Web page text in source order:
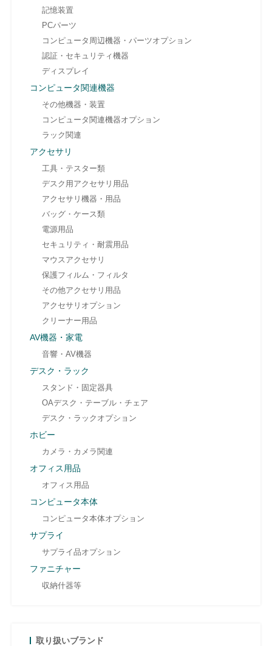
記憶装置
PCパーツ
コンピュータ周辺機器・パーツオプション
認証・セキュリティ機器
ディスプレイ
コンピュータ関連機器
その他機器・装置
コンピュータ関連機器オプション
ラック関連
アクセサリ
工具・テスター類
デスク用アクセサリ用品
アクセサリ機器・用品
バッグ・ケース類
電源用品
セキュリティ・耐震用品
マウスアクセサリ
保護フィルム・フィルタ
その他アクセサリ用品
アクセサリオプション
クリーナー用品
AV機器・家電
音響・AV機器
デスク・ラック
スタンド・固定器具
OAデスク・テーブル・チェア
デスク・ラックオプション
ホビー
カメラ・カメラ関連
オフィス用品
オフィス用品
コンピュータ本体
コンピュータ本体オプション
サプライ
サプライ品オプション
ファニチャー
収納什器等
取り扱いブランド